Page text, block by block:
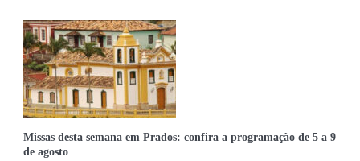
Missas desta semana em Prados: confira a programação de 5 a 9
de agosto